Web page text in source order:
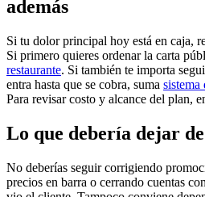
además
Si tu dolor principal hoy está en caja,
Si primero quieres ordenar la carta
restaurante. Si también te importa
entra hasta que se cobra, suma sistema
Para revisar costo y alcance del plan,
Lo que debería dejar
No deberías seguir corrigiendo
precios en barra o cerrando cuentas